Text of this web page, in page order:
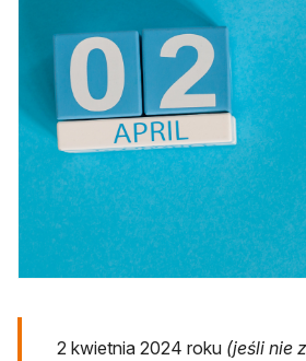
2 kwietnia 2024 roku (jeśli nie